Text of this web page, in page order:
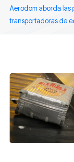
Aerodom aborda las
transportadoras de